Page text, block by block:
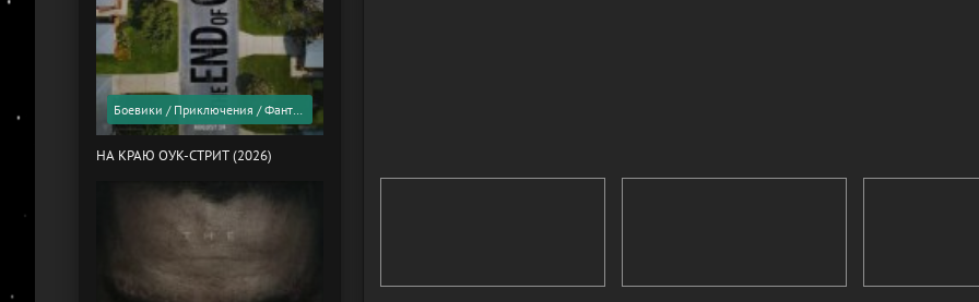
Боевики / Приключения / Фантастика / Фильмы 2026 года / Скоро в кино
НА КРАЮ ОУК-СТРИТ (2026)